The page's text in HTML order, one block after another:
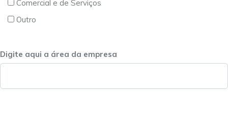
Comercial e de Serviços
Outro
Digite aqui a área da empresa